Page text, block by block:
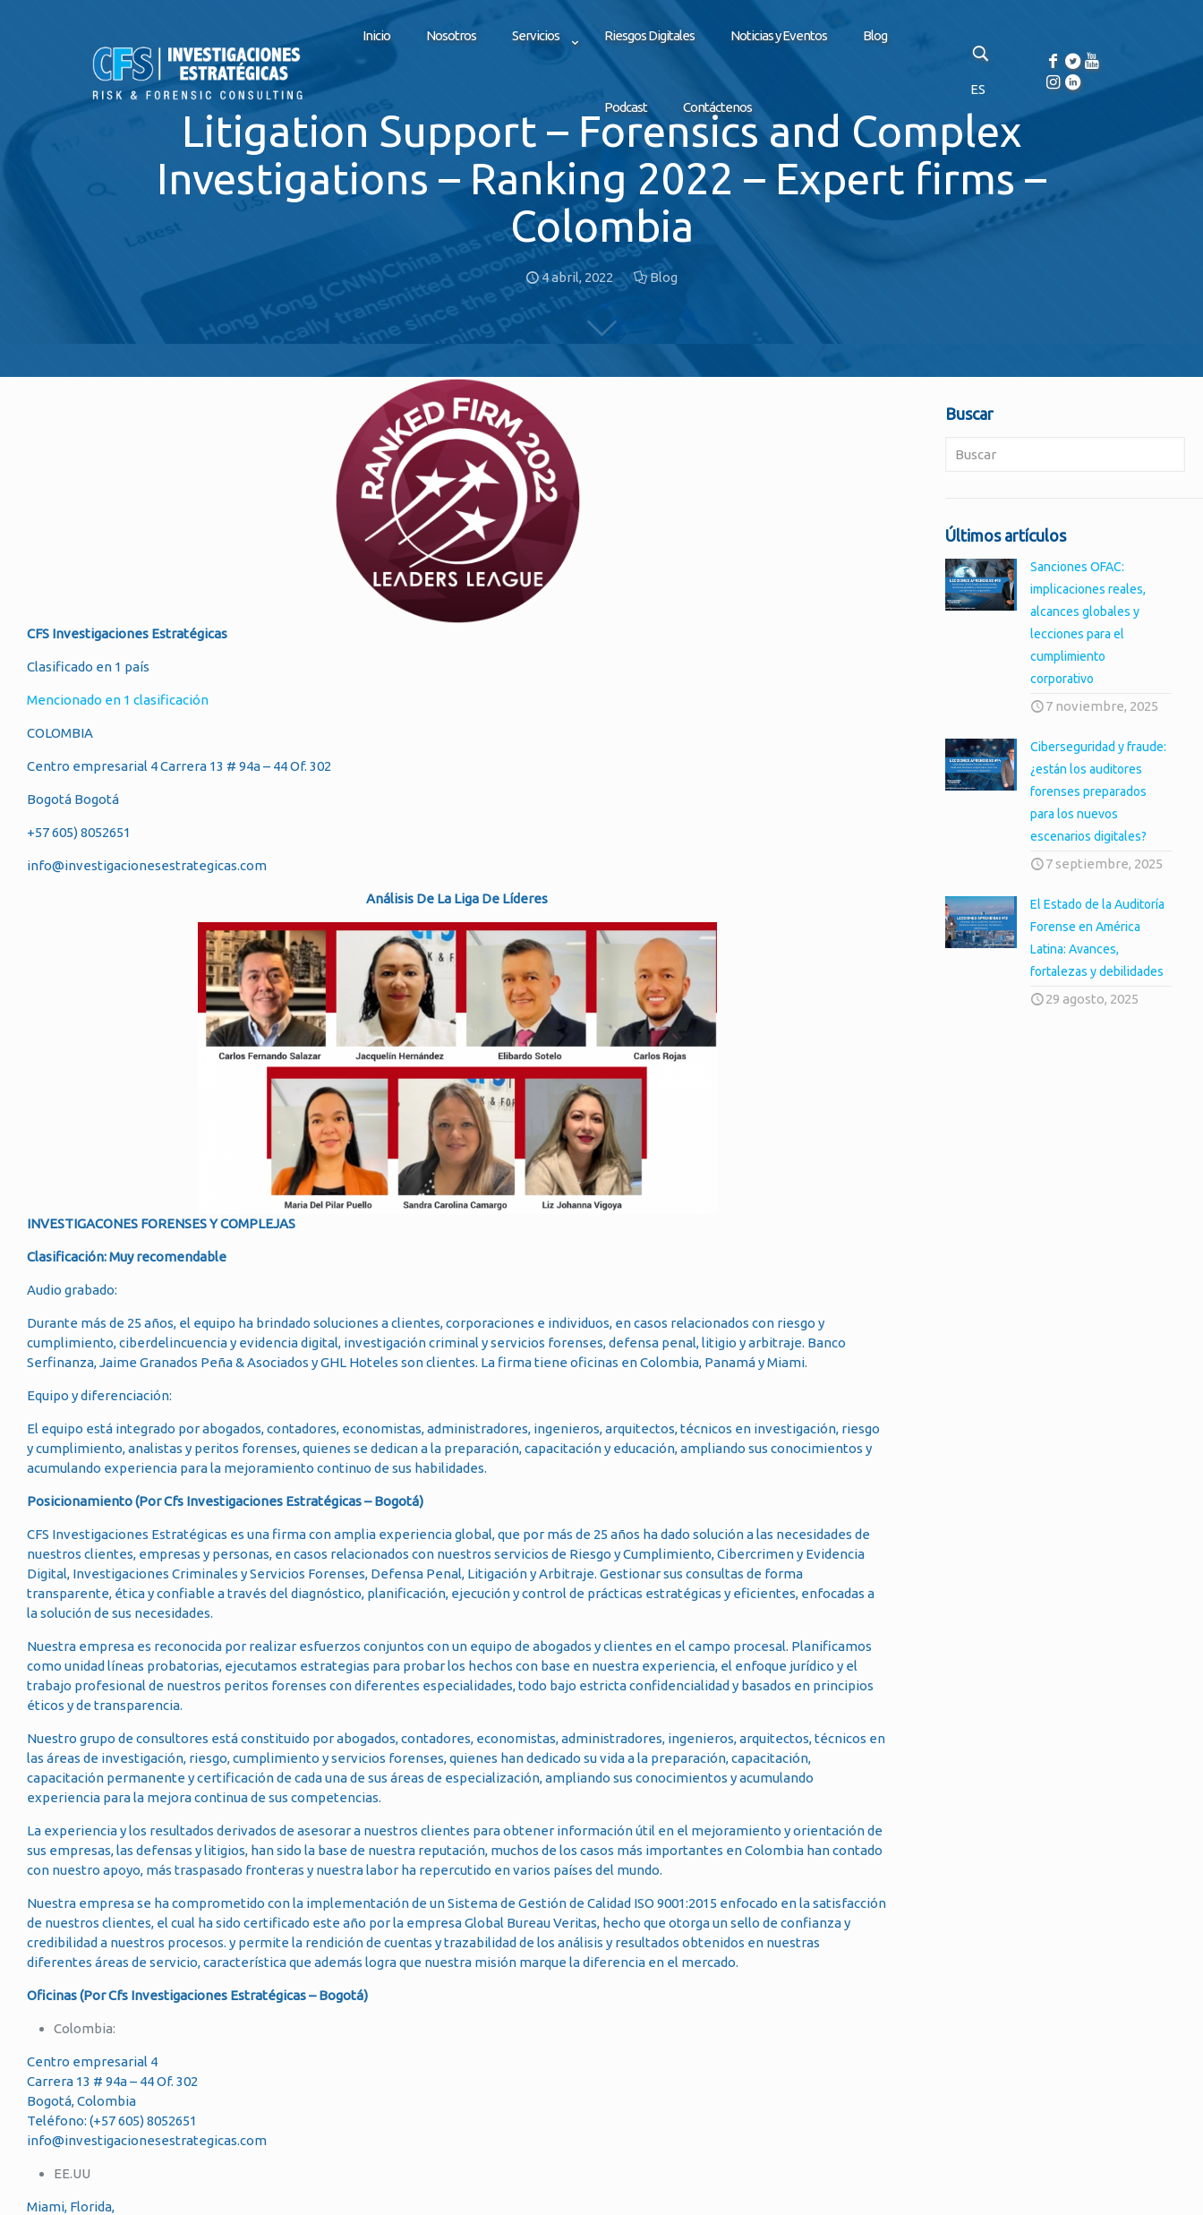
Inicio Nosotros Servicios Riesgos Digitales Noticias y Eventos Blog
Podcast Contáctenos
ES
Litigation Support – Forensics and Complex
Investigations – Ranking 2022 – Expert firms –
Colombia
4 abril, 2022 Blog
CFS Investigaciones Estratégicas
Clasificado en 1 país
Mencionado en 1 clasificación
COLOMBIA
Centro empresarial 4 Carrera 13 # 94a – 44 Of. 302
Bogotá Bogotá
+57 605) 8052651
info@investigacionesestrategicas.com
Análisis De La Liga De Líderes
INVESTIGACONES FORENSES Y COMPLEJAS
Clasificación: Muy recomendable
Audio grabado:
Durante más de 25 años, el equipo ha brindado soluciones a clientes, corporaciones e individuos, en casos relacionados con riesgo y
cumplimiento, ciberdelincuencia y evidencia digital, investigación criminal y servicios forenses, defensa penal, litigio y arbitraje. Banco
Serfinanza, Jaime Granados Peña & Asociados y GHL Hoteles son clientes. La firma tiene oficinas en Colombia, Panamá y Miami.
Equipo y diferenciación:
El equipo está integrado por abogados, contadores, economistas, administradores, ingenieros, arquitectos, técnicos en investigación, riesgo
y cumplimiento, analistas y peritos forenses, quienes se dedican a la preparación, capacitación y educación, ampliando sus conocimientos y
acumulando experiencia para la mejoramiento continuo de sus habilidades.
Posicionamiento (Por Cfs Investigaciones Estratégicas – Bogotá)
CFS Investigaciones Estratégicas es una firma con amplia experiencia global, que por más de 25 años ha dado solución a las necesidades de
nuestros clientes, empresas y personas, en casos relacionados con nuestros servicios de Riesgo y Cumplimiento, Cibercrimen y Evidencia
Digital, Investigaciones Criminales y Servicios Forenses, Defensa Penal, Litigación y Arbitraje. Gestionar sus consultas de forma
transparente, ética y confiable a través del diagnóstico, planificación, ejecución y control de prácticas estratégicas y eficientes, enfocadas a
la solución de sus necesidades.
Nuestra empresa es reconocida por realizar esfuerzos conjuntos con un equipo de abogados y clientes en el campo procesal. Planificamos
como unidad líneas probatorias, ejecutamos estrategias para probar los hechos con base en nuestra experiencia, el enfoque jurídico y el
trabajo profesional de nuestros peritos forenses con diferentes especialidades, todo bajo estricta confidencialidad y basados ​​en principios
éticos y de transparencia.
Nuestro grupo de consultores está constituido por abogados, contadores, economistas, administradores, ingenieros, arquitectos, técnicos en
las áreas de investigación, riesgo, cumplimiento y servicios forenses, quienes han dedicado su vida a la preparación, capacitación,
capacitación permanente y certificación de cada una de sus áreas de especialización, ampliando sus conocimientos y acumulando
experiencia para la mejora continua de sus competencias.
La experiencia y los resultados derivados de asesorar a nuestros clientes para obtener información útil en el mejoramiento y orientación de
sus empresas, las defensas y litigios, han sido la base de nuestra reputación, muchos de los casos más importantes en Colombia han contado
con nuestro apoyo, más traspasado fronteras y nuestra labor ha repercutido en varios países del mundo.
Nuestra empresa se ha comprometido con la implementación de un Sistema de Gestión de Calidad ISO 9001:2015 enfocado en la satisfacción
de nuestros clientes, el cual ha sido certificado este año por la empresa Global Bureau Veritas, hecho que otorga un sello de confianza y
credibilidad a nuestros procesos. y permite la rendición de cuentas y trazabilidad de los análisis y resultados obtenidos en nuestras
diferentes áreas de servicio, característica que además logra que nuestra misión marque la diferencia en el mercado.
Oficinas (Por Cfs Investigaciones Estratégicas – Bogotá)
Colombia:
Centro empresarial 4
Carrera 13 # 94a – 44 Of. 302
Bogotá, Colombia
Teléfono: (+57 605) 8052651
info@investigacionesestrategicas.com
EE.UU
Miami, Florida,
Buscar
Últimos artículos
Sanciones OFAC:
implicaciones reales,
alcances globales y
lecciones para el
cumplimiento
corporativo
7 noviembre, 2025
Ciberseguridad y fraude:
¿están los auditores
forenses preparados
para los nuevos
escenarios digitales?
7 septiembre, 2025
El Estado de la Auditoría
Forense en América
Latina: Avances,
fortalezas y debilidades
29 agosto, 2025